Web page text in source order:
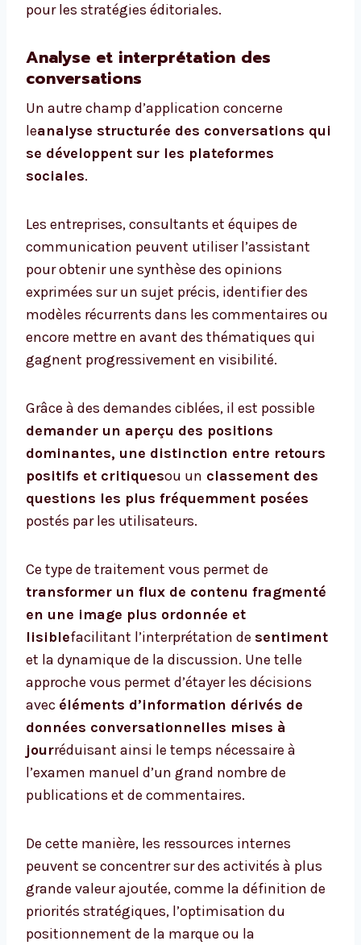
pour les stratégies éditoriales.
Analyse et interprétation des
conversations
Un autre champ d’application concerne
leanalyse structurée des conversations qui
se développent sur les plateformes
sociales.
Les entreprises, consultants et équipes de
communication peuvent utiliser l’assistant
pour obtenir une synthèse des opinions
exprimées sur un sujet précis, identifier des
modèles récurrents dans les commentaires ou
encore mettre en avant des thématiques qui
gagnent progressivement en visibilité.
Grâce à des demandes ciblées, il est possible
demander un aperçu des positions
dominantes, une distinction entre retours
positifs et critiquesou un classement des
questions les plus fréquemment posées
postés par les utilisateurs.
Ce type de traitement vous permet de
transformer un flux de contenu fragmenté
en une image plus ordonnée et
lisiblefacilitant l’interprétation de sentiment
et la dynamique de la discussion. Une telle
approche vous permet d’étayer les décisions
avec éléments d’information dérivés de
données conversationnelles mises à
jourréduisant ainsi le temps nécessaire à
l’examen manuel d’un grand nombre de
publications et de commentaires.
De cette manière, les ressources internes
peuvent se concentrer sur des activités à plus
grande valeur ajoutée, comme la définition de
priorités stratégiques, l’optimisation du
positionnement de la marque ou la